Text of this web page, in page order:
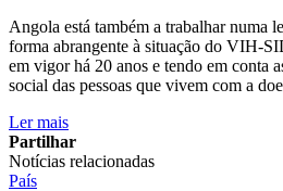
Angola está também a trabalhar numa
forma abrangente à situação do VIH-
em vigor há 20 anos e tendo em conta
social das pessoas que vivem com a
Ler mais
Partilhar
Notícias relacionadas
País